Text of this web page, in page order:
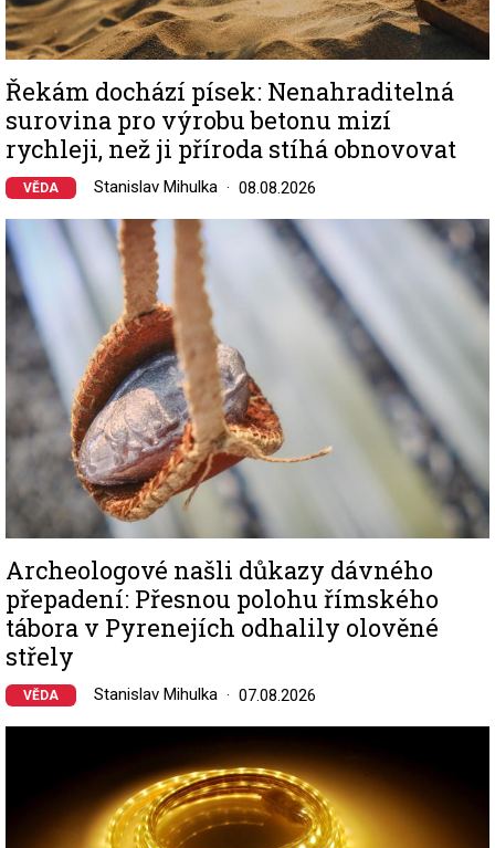
Řekám dochází písek: Nenahraditelná
surovina pro výrobu betonu mizí
rychleji, než ji příroda stíhá obnovovat
VĚDA Stanislav Mihulka 08.08.2026
Image
Archeologové našli důkazy dávného
přepadení: Přesnou polohu římského
tábora v Pyrenejích odhalily olověné
střely
VĚDA Stanislav Mihulka 07.08.2026